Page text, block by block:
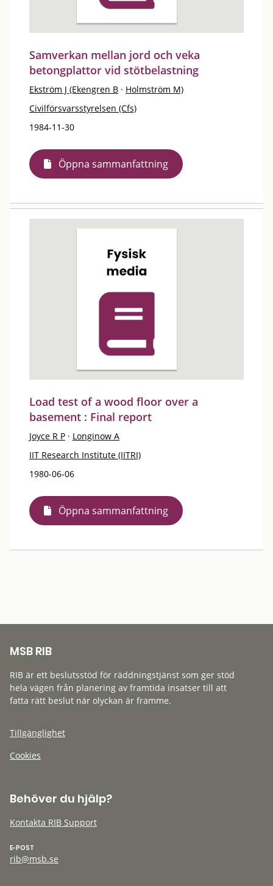
Samverkan mellan jord och veka
betongplattor vid stötbelastning
Ekström J (Ekengren B · Holmström M)
Civilförsvarsstyrelsen (Cfs)
1984-11-30
Öppna sammanfattning
Load test of a wood floor over a
basement : Final report
Joyce R P · Longinow A
IIT Research Institute (IITRI)
1980-06-06
Öppna sammanfattning
MSB RIB
RIB är ett beslutsstöd för räddningstjänst som ger stöd
hela vägen från planering av framtida insatser till att
fatta rätt beslut när olyckan är framme.
Tillgänglighet
Cookies
Behöver du hjälp?
Kontakta RIB Support
E-POST
rib@msb.se